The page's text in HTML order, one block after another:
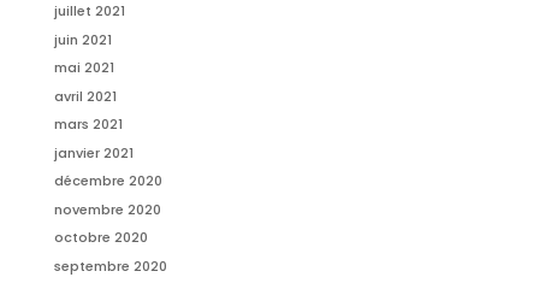
juillet 2021
juin 2021
mai 2021
avril 2021
mars 2021
janvier 2021
décembre 2020
novembre 2020
octobre 2020
septembre 2020